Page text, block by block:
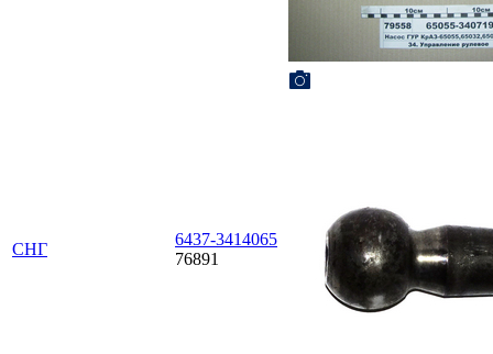
СНГ
6437-3414065
76891